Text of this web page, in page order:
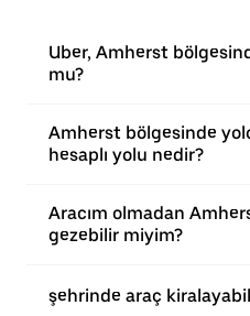
Uber, Amherst
mu?
Amherst bölgesinde
hesaplı yolu nedir?
Aracım olmadan
gezebilir miyim?
şehrinde araç